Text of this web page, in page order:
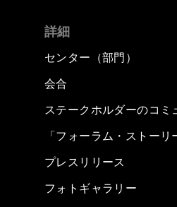
詳細
センター（部門）
会合
ステークホルダーのコミ
「フォーラム・ストーリ
プレスリリース
フォトギャラリー